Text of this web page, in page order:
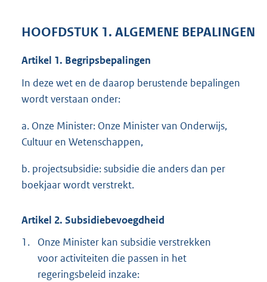
HOOFDSTUK 1. ALGEMENE BEPALINGEN
Artikel 1. Begripsbepalingen
In deze wet en de daarop berustende bepalingen
wordt verstaan onder:
a. Onze Minister: Onze Minister van Onderwijs,
Cultuur en Wetenschappen,
b. projectsubsidie: subsidie die anders dan per
boekjaar wordt verstrekt.
Artikel 2. Subsidiebevoegdheid
1.
Onze Minister kan subsidie verstrekken
voor activiteiten die passen in het
regeringsbeleid inzake: